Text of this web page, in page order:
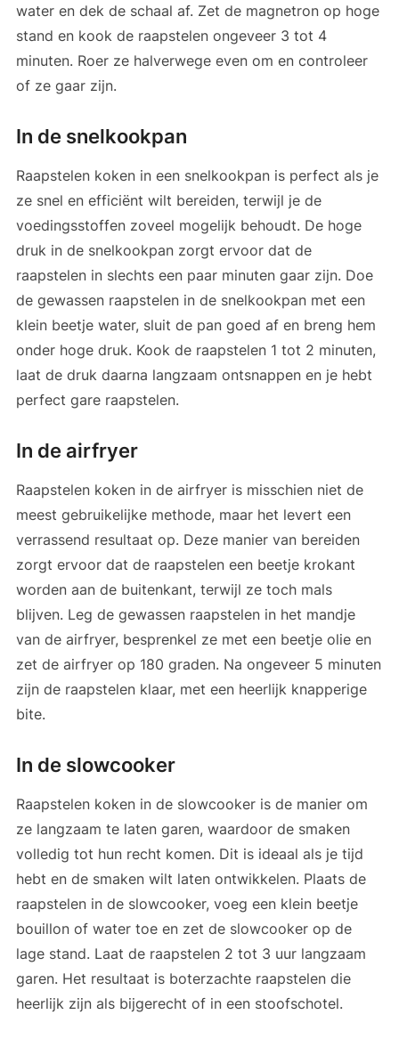
water en dek de schaal af. Zet de magnetron op hoge
stand en kook de raapstelen ongeveer 3 tot 4
minuten. Roer ze halverwege even om en controleer
of ze gaar zijn.
In de snelkookpan
Raapstelen koken in een snelkookpan is perfect als je
ze snel en efficiënt wilt bereiden, terwijl je de
voedingsstoffen zoveel mogelijk behoudt. De hoge
druk in de snelkookpan zorgt ervoor dat de
raapstelen in slechts een paar minuten gaar zijn. Doe
de gewassen raapstelen in de snelkookpan met een
klein beetje water, sluit de pan goed af en breng hem
onder hoge druk. Kook de raapstelen 1 tot 2 minuten,
laat de druk daarna langzaam ontsnappen en je hebt
perfect gare raapstelen.
In de airfryer
Raapstelen koken in de airfryer is misschien niet de
meest gebruikelijke methode, maar het levert een
verrassend resultaat op. Deze manier van bereiden
zorgt ervoor dat de raapstelen een beetje krokant
worden aan de buitenkant, terwijl ze toch mals
blijven. Leg de gewassen raapstelen in het mandje
van de airfryer, besprenkel ze met een beetje olie en
zet de airfryer op 180 graden. Na ongeveer 5 minuten
zijn de raapstelen klaar, met een heerlijk knapperige
bite.
In de slowcooker
Raapstelen koken in de slowcooker is de manier om
ze langzaam te laten garen, waardoor de smaken
volledig tot hun recht komen. Dit is ideaal als je tijd
hebt en de smaken wilt laten ontwikkelen. Plaats de
raapstelen in de slowcooker, voeg een klein beetje
bouillon of water toe en zet de slowcooker op de
lage stand. Laat de raapstelen 2 tot 3 uur langzaam
garen. Het resultaat is boterzachte raapstelen die
heerlijk zijn als bijgerecht of in een stoofschotel.